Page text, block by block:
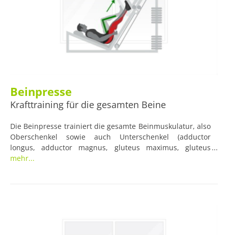
Beinpresse
Krafttraining für die gesamten Beine
Die Beinpresse trainiert die gesamte Beinmuskulatur, also
Oberschenkel sowie auch Unterschenkel (adductor
longus, adductor magnus, gluteus maximus, gluteus
medius, gracilis, rectus femoris, satorius,
mehr...